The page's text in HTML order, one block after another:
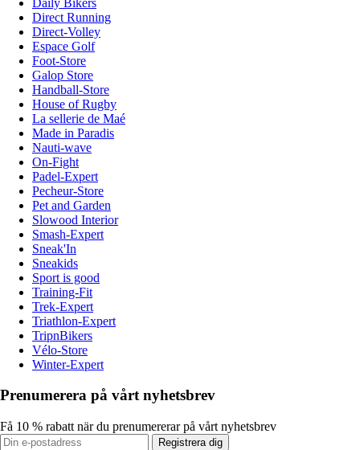
Direct Running
Direct-Volley
Espace Golf
Foot-Store
Galop Store
Handball-Store
House of Rugby
La sellerie de Maé
Made in Paradis
Nauti-wave
On-Fight
Padel-Expert
Pecheur-Store
Pet and Garden
Slowood Interior
Smash-Expert
Sneak'In
Sneakids
Sport is good
Training-Fit
Trek-Expert
Triathlon-Expert
TripnBikers
Vélo-Store
Winter-Expert
Prenumerera på vårt nyhetsbrev
Få 10 % rabatt när du prenumererar på vårt nyhetsbrev
Registrera dig